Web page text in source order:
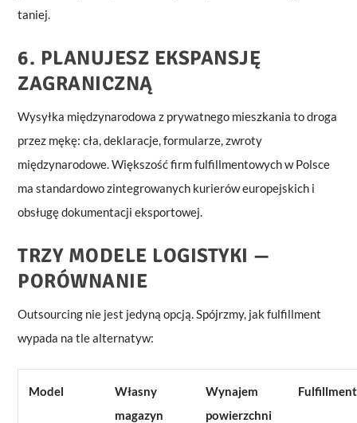
taniej.
6. PLANUJESZ EKSPANSJĘ
ZAGRANICZNĄ
Wysyłka międzynarodowa z prywatnego mieszkania to droga
przez mękę: cła, deklaracje, formularze, zwroty
międzynarodowe. Większość firm fulfillmentowych w Polsce
ma standardowo zintegrowanych kurierów europejskich i
obsługę dokumentacji eksportowej.
TRZY MODELE LOGISTYKI —
PORÓWNANIE
Outsourcing nie jest jedyną opcją. Spójrzmy, jak fulfillment
wypada na tle alternatyw:
Model
Własny
magazyn
Wynajem
powierzchni
Fulfillment